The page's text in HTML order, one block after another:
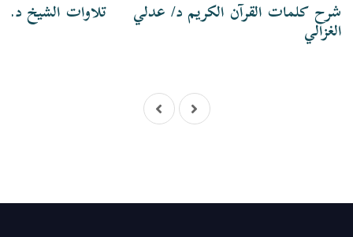
شرح كلمات القرآن الكريم د/ عدلي
الغزالي
تلاوات الشيخ د.